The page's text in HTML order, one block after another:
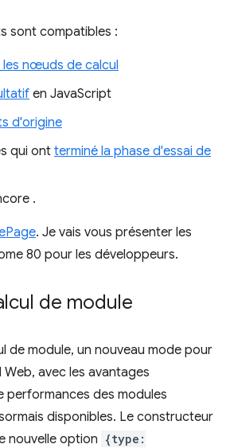
sont compatibles :
les nœuds de calcul
en JavaScript
d'origine
qui ont terminé la phase d'essai de
.
. Je vais vous présenter les
80 pour les développeurs.
de module
de module, un nouveau mode pour
avec les avantages
performances des modules
disponibles. Le constructeur
nouvelle option {type: